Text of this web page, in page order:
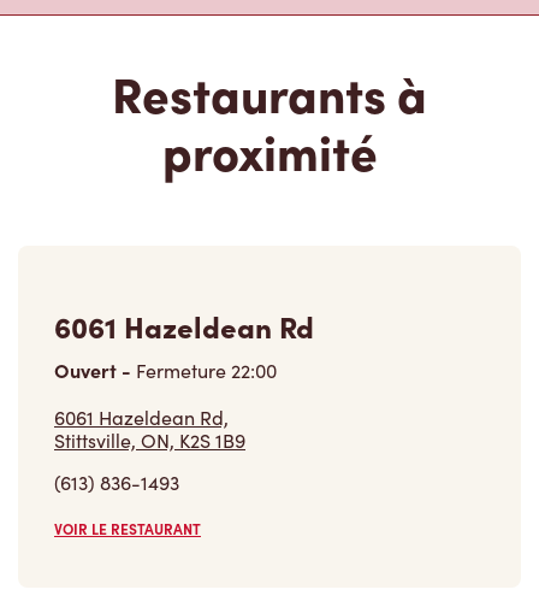
Restaurants à
proximité
6061 Hazeldean Rd
Ouvert - Fermeture22:00
6061 Hazeldean Rd,
Stittsville, ON, K2S 1B9
(613) 836-1493
VOIR LE RESTAURANT